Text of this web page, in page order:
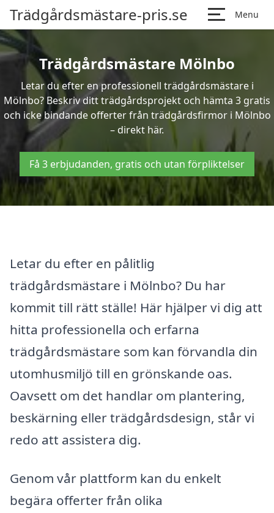
Trädgårdsmästare-pris.se Menu
Trädgårdsmästare Mölnbo
Letar du efter en professionell trädgårdsmästare i
Mölnbo? Beskriv ditt trädgårdsprojekt och hämta 3 gratis
och icke bindande offerter från trädgårdsfirmor i Mölnbo
– direkt här.
Få 3 erbjudanden, gratis och utan förpliktelser
Letar du efter en pålitlig
trädgårdsmästare i Mölnbo? Du har
kommit till rätt ställe! Här hjälper vi dig att
hitta professionella och erfarna
trädgårdsmästare som kan förvandla din
utomhusmiljö till en grönskande oas.
Oavsett om det handlar om plantering,
beskärning eller trädgårdsdesign, står vi
redo att assistera dig.
Genom vår plattform kan du enkelt
begära offerter från olika